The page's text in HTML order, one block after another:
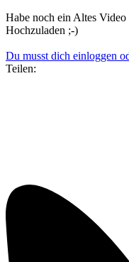
Habe noch ein Altes Video
Hochzuladen ;-)
Du musst dich einloggen
Teilen: